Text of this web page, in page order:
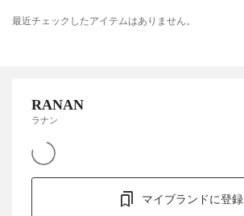
最近チェックしたアイテムはありません。
RANAN
ラナン
マイブランドに登録